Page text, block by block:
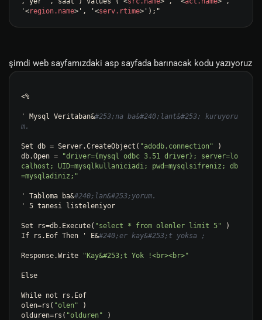
' <region.name> ', ' <serv.rtime> ');"
şimdi web sayfamızdaki asp sayfada barınacak kodu yazıyoruz
<%
' Mysql Veritaban&#253;na ba&#240;lant&#253; kuruyoru
m.
Set db = Server.CreateObject( "adodb.connection" )
db.Open =
"driver={mysql odbc 3.51 driver}; server=lo
calhost; UID=mysqlkullaniciadi; pwd=mysqlsifreniz; db
=mysqladiniz;"
' Tabloma ba&#240;lan&#253;yorum.
' 5 tanesi listeleniyor
Set rs=db.Execute( "select * from olenler limit 5" )
If rs.Eof Then ' E&#240;er kay&#253;t yoksa ;
Response.Write "Kay&#253;t Yok !<br><br>"
Else
While not rs.Eof
olen=rs( "olen" )
olduren=rs( "olduren" )